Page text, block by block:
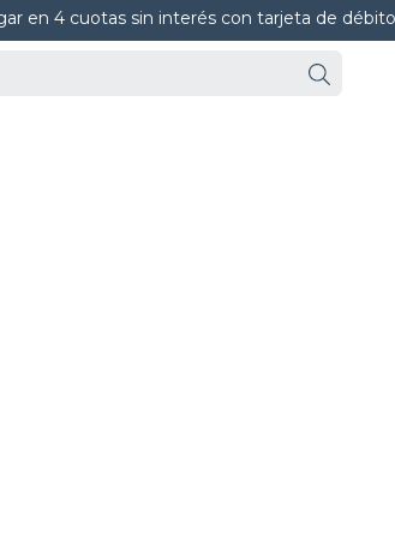
en 4 cuotas sin interés con tarjeta de